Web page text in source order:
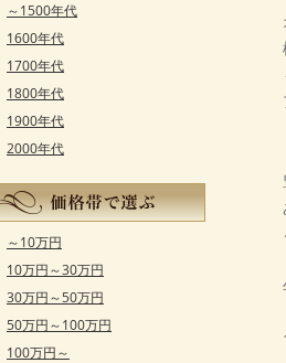
～1500年代
1600年代
1700年代
1800年代
1900年代
2000年代
～10万円
10万円～30万円
30万円～50万円
50万円～100万円
100万円～